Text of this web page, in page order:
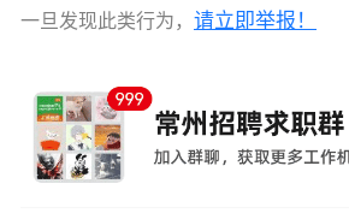
一旦发现此类行为， 请立即举报！